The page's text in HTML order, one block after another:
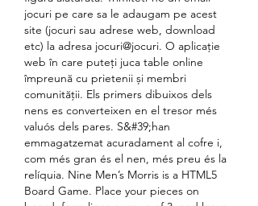
jocuri pe care sa le adaugam pe acest
site (jocuri sau adrese web, download
etc) la adresa jocuri@jocuri. O aplicație
web în care puteți juca table online
împreună cu prietenii și membri
comunității. Els primers dibuixos dels
nens es converteixen en el tresor més
valuós dels pares. S&#39;han
emmagatzemat acuradament al cofre i,
com més gran és el nen, més preu és la
relíquia. Nine Men’s Morris is a HTML5
Board Game. Place your pieces on